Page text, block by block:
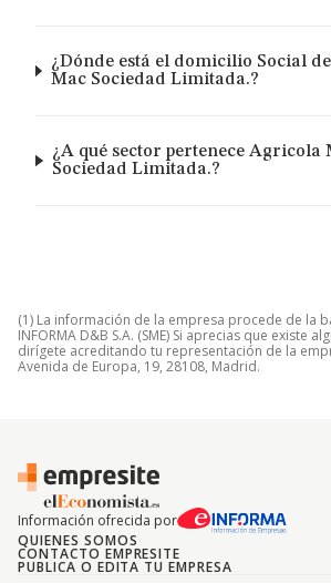
¿Dónde está el domicilio Social
Mac Sociedad Limitada.?
¿A qué sector pertenece Agricola
Sociedad Limitada.?
(1) La información de la empresa procede de la
INFORMA D&B S.A. (SME) Si aprecias que existe
dirígete acreditando tu representación de la
Avenida de Europa, 19, 28108, Madrid.
Información ofrecida por
QUIENES SOMOS
CONTACTO EMPRESITE
PUBLICA O EDITA TU EMPRESA